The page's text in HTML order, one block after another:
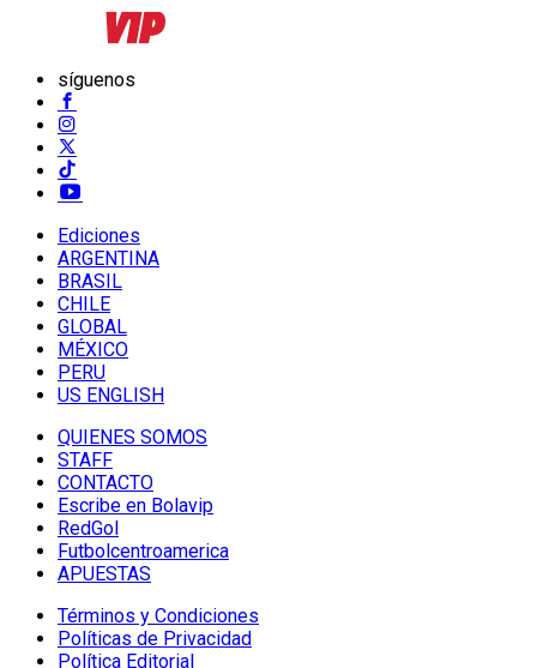
síguenos
Ediciones
ARGENTINA
BRASIL
CHILE
GLOBAL
MÉXICO
PERU
US ENGLISH
QUIENES SOMOS
STAFF
CONTACTO
Escribe en Bolavip
RedGol
Futbolcentroamerica
APUESTAS
Términos y Condiciones
Políticas de Privacidad
Política Editorial